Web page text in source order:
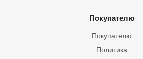
Покупателю
Покупателю
Политика